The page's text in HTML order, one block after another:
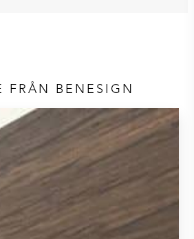
FRÅN BENESIGN